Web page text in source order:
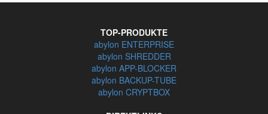
TOP-PRODUKTE
abylon ENTERPRISE
abylon SHREDDER
abylon APP-BLOCKER
abylon BACKUP-TUBE
abylon CRYPTBOX